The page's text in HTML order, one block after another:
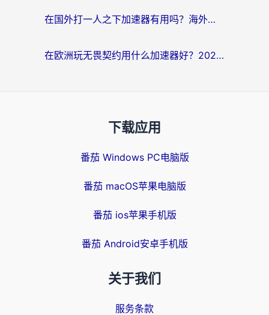
在国外打一人之下加速器有用吗？海外党国服游戏畅玩全攻略
在欧洲玩无畏契约用什么加速器好？2026海外党亲测有效指南
下载应用
番茄 Windows PC电脑版
番茄 macOS苹果电脑版
番茄 ios苹果手机版
番茄 Android安卓手机版
关于我们
服务条款